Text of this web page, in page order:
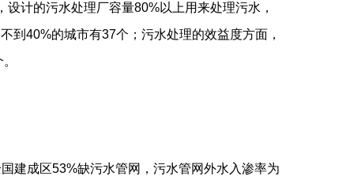
计的污水处理厂容量80%以上用来处理污水，
到40%的城市有37个；污水处理的效益度方面，
建成区53%缺污水管网，污水管网外水入渗率为